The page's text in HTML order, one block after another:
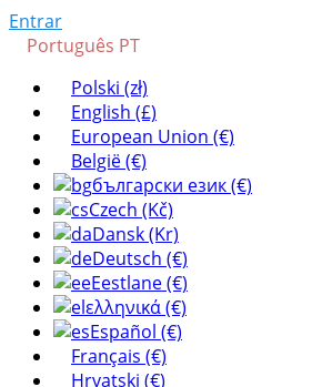
Entrar
Português PT
Polski (zł)
English (£)
European Union (€)
België (€)
български език (€)
Czech (Kč)
Dansk (Kr)
Deutsch (€)
Eestlane (€)
ελληνικά (€)
Español (€)
Français (€)
Hrvatski (€)